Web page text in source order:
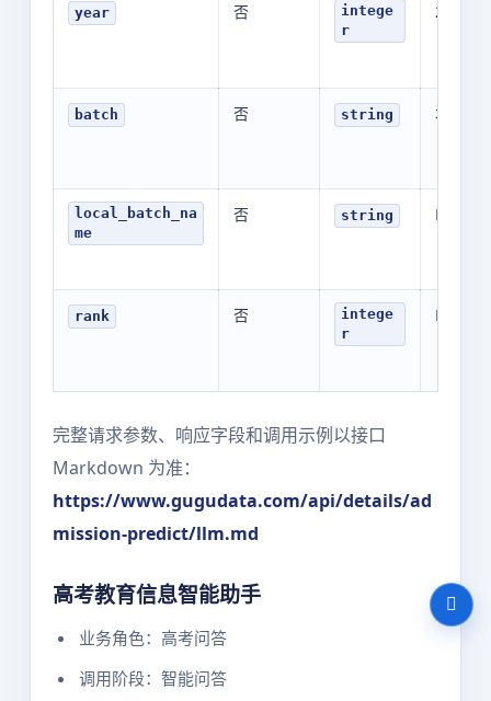
year 否
intege
r
2025
batch 否 string 本科批
local_batch_na
me
否 string N/A
rank 否
intege
r
N/A
完整请求参数、响应字段和调用示例以接口
Markdown 为准：
https://www.gugudata.com/api/details/ad
mission-predict/llm.md
高考教育信息智能助手
业务角色：高考问答
调用阶段：智能问答